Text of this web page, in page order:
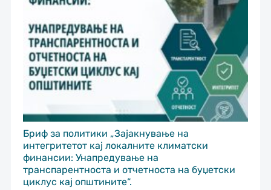
Бриф за политики „Зајакнување на
интегритетот кај локалните климатски
финансии: Унапредување на
транспарентноста и отчетноста на буџетски
циклус кај општините“.